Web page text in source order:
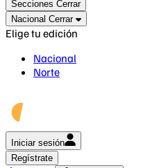
Secciones Cerrar
Nacional Cerrar
Elige tu edición
Nacional
Norte
Iniciar sesión
Regístrate